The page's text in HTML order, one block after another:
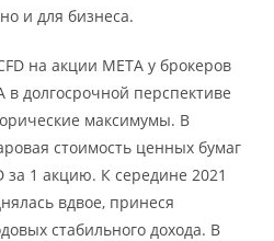
и для бизнеса.
на акции МЕТА у брокеров
долгосрочной перспективе
максимумы. В
стоимость ценных бумаг
за 1 акцию. К середине 2021
вдвое, принеся
стабильного дохода. В